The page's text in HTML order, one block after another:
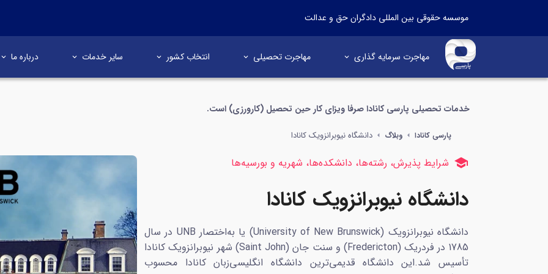
موسسه حقوقی بین المللی دادگران حق و عدالت
مهاجرت سرمایه گذاری مهاجرت تحصیلی انتخاب کشور سایر خدمات درباره ما
خدمات تحصیلی پارسی کانادا صرفا ویزای کار حین تحصیل (کارورزی) است.
پارسی کانادا وبلاگ دانشگاه نیوبرانزویک کانادا
school شرایط پذیرش، رشته‌ها، دانشکده‌ها، شهریه و بورسیه‌ها
دانشگاه نیوبرانزویک کانادا
دانشگاه نیوبرانزویک (University of New Brunswick) یا به‌اختصار UNB در سال
1785 در فردریک (Fredericton) و سنت جان (Saint John) شهر نیوبرانزویک کانادا
تأسیس شد.این دانشگاه قدیمی‌ترین دانشگاه انگلیسی‌زبان کانادا محسوب